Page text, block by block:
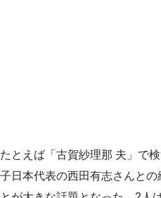
たとえば「古賀紗理那 夫」で
子日本代表の西田有志さんと